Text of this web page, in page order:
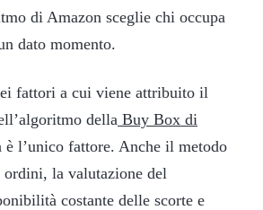
di Amazon sceglie chi occupa
dato momento.
fattori a cui viene attribuito il
della Buy Box di
è l’unico fattore. Anche il metodo
la valutazione del
costante delle scorte e